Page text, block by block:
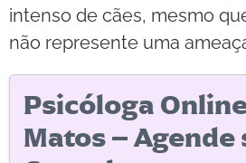
intenso de cães, mesmo
não represente uma
Psicóloga
Matos – Agende